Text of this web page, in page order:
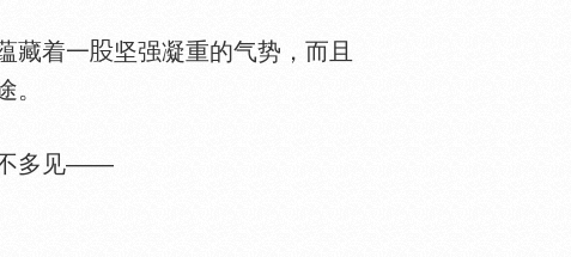
藏着一
坚强凝重的气势，而且
。
不多见——